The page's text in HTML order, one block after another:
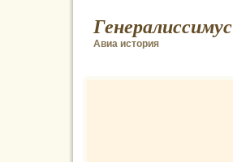
Генералиссимус
Авиа история